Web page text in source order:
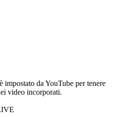
impostato da YouTube per tenere
video incorporati.